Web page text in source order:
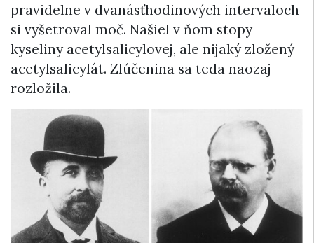
pravidelne v dvanásťhodinových intervaloch
si vyšetroval moč. Našiel v ňom stopy
kyseliny acetylsalicylovej, ale nijaký zložený
acetylsalicylát. Zlúčenina sa teda naozaj
rozložila.